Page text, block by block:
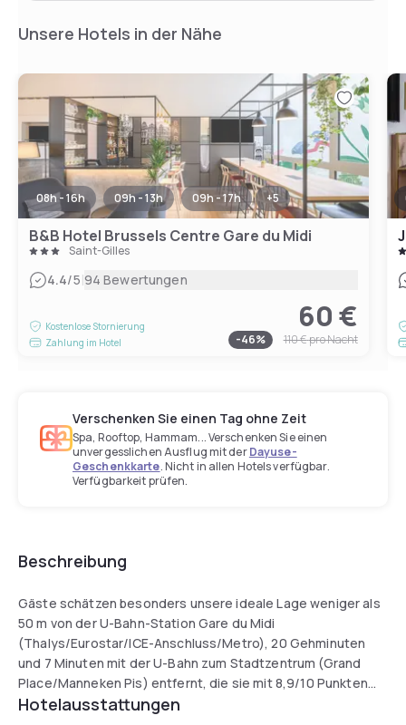
Unsere Hotels in der Nähe
08h - 16h 09h - 13h 09h - 17h +5
B&B Hotel Brussels Centre Gare du Midi
Saint-Gilles
4.4/5|94 Bewertungen
Kostenlose Stornierung
Zahlung im Hotel
60 €
-46% 110 €pro Nacht
Verschenken Sie einen Tag ohne Zeit
Spa, Rooftop, Hammam... Verschenken Sie einen
unvergesslichen Ausflug mit derDayuse-
Geschenkkarte. Nicht in allen Hotels verfügbar.
Verfügbarkeit prüfen.
Beschreibung
Gäste schätzen besonders unsere ideale Lage weniger als
50 m von der U-Bahn-Station Gare du Midi
(Thalys/Eurostar/ICE-Anschluss/Metro), 20 Gehminuten
und 7 Minuten mit der U-Bahn zum Stadtzentrum (Grand
Place/Manneken Pis) entfernt, die sie mit 8,9/10 Punkten
bewerten. Nach einem langen Sightseeing-Tag oder
Hotelausstattungen